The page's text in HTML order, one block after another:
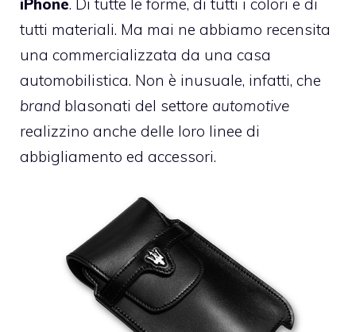
iPhone. Di tutte le forme, di tutti i colori e di
tutti materiali. Ma mai ne abbiamo recensita
una commercializzata da una casa
automobilistica. Non è inusuale, infatti, che
brand blasonati del settore automotive
realizzino anche delle loro linee di
abbigliamento ed accessori.